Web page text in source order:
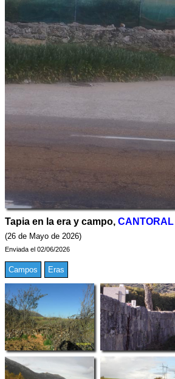
Tapia en la era y campo, CANTORAL
(26 de Mayo de 2026)
Enviada el 02/06/2026
Campos Eras